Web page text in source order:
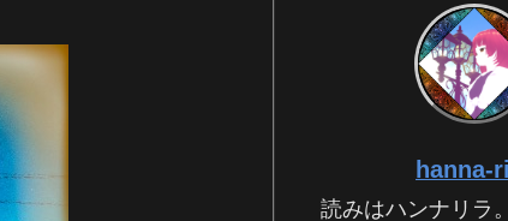
hanna-
読みはハンナリラ。